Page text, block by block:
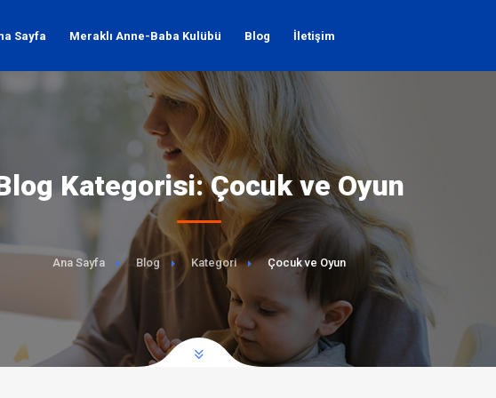
Sayfa Meraklı Anne-Baba Kulübü Blog İletişim
Kategorisi: Çocuk ve Oyun
Ana Sayfa Blog Kategori Çocuk ve Oyun